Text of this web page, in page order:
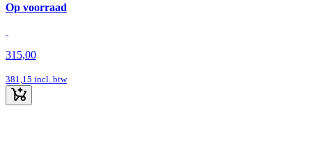
Op voorraad
315,00
381,15 incl. btw